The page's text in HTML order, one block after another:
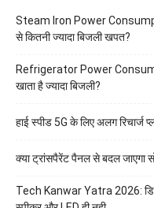
Steam Iron Power
से कितनी ज्यादा बिजली खपत?
Refrigerator Power
खाता है ज्यादा बिजली?
हाई स्पीड 5G के लिए अलग रिचार्ज
क्या ट्रांसपैरेंट पैनल से बदल जाएगा
Tech Kanwar Yatra 2026: